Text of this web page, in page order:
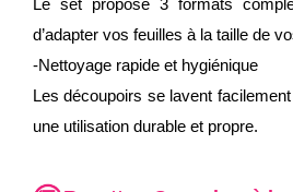
d’adapter vos feuilles à la taille de
-Nettoyage rapide et hygiénique
Les découpoirs se lavent
une utilisation durable et propre.